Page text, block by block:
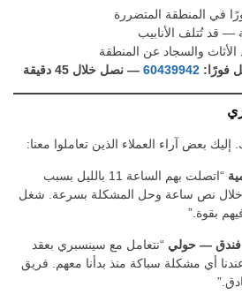
في المنطقة المتضررة
— قد تُتلف الأنابيب
الأثاث والسجاد عن المنطقة
فورًا: 60439942 — نصل خلال 45 دقيقة
بعض آراء العملاء الذين تعاملوا معنا:
“اتصلت بهم الساعة 11 بالليل بسبب
نص ساعة وحل المشكلة بسرعة. شغل
بقوة.”
— حولي “نتعامل مع سينسبري بعقد
أي مشكلة سباكة منذ بدأنا معهم. فريق